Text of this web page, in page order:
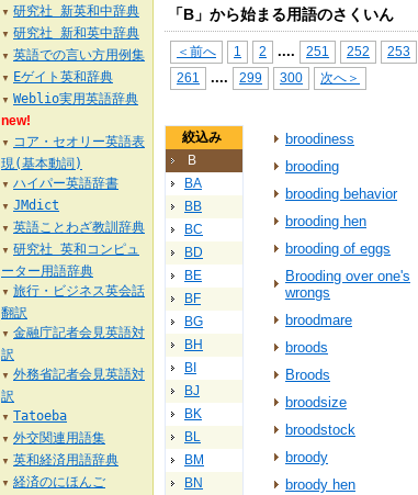
「B」から始まる用語のさくいん
＜前へ 1 2 .... 251 252 253
261
.... 299 300 次へ＞
絞込み
B
BA
BB
BC
BD
BE
BF
BG
BH
BI
BJ
BK
BL
BM
BN
broodiness
brooding
brooding behavior
brooding hen
brooding of eggs
Brooding over one's
wrongs
broodmare
broods
Broods
broodsize
broodstock
broody
broody hen
▼ 研究社 新英和中辞典
▼ 研究社 新和英中辞典
▼ 英語での言い方用例集
▼ Eゲイト英和辞典
▼ Weblio実用英語辞典
new!
▼
コア・セオリー英語表
現(基本動詞)
▼ ハイパー英語辞書
▼ JMdict
▼ 英語ことわざ教訓辞典
▼ 研究社 英和コンピュ
ーター用語辞典
▼ 旅行・ビジネス英会話
翻訳
▼ 金融庁記者会見英語対
訳
▼ 外務省記者会見英語対
訳
▼ Tatoeba
▼ 外交関連用語集
▼ 英和経済用語辞典
▼ 経済のにほんご